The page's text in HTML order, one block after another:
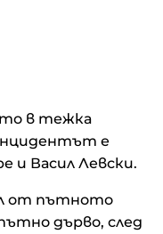
в тежка
е
и Васил Левски.
от пътното
дърво, след